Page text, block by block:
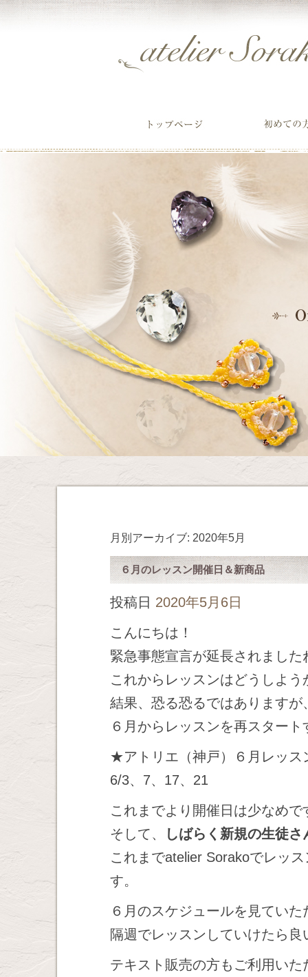
月別アーカイブ: 2020年5月
６月のレッスン開催日＆新商品
投稿日 2020年5月6日
こんにちは！
緊急事態宣言が延長されました
これからレッスンはどうしよ
結果、恐る恐るではありますが
６月からレッスンを再スター
★アトリエ（神戸）６月レッ
6/3、7、17、21
これまでより開催日は少なめで
そして、
しばらく新規の生徒
これまでatelier Sorakoでレッ
す。
６月のスケジュールを見てい
隔週でレッスンしていけたら
テキスト販売の方もご利用い